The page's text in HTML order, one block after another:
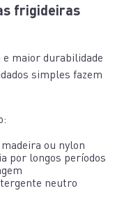
frigideiras
maior durabilidade
simples fazem
ou nylon
por longos períodos
neutro